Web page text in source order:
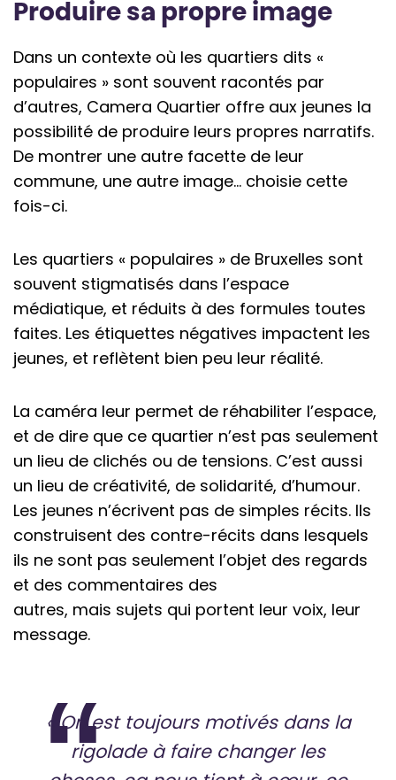
Produire sa propre image
Dans un contexte où les quartiers dits «
populaires » sont souvent racontés par
d’autres, Camera Quartier offre aux jeunes la
possibilité de produire leurs propres narratifs.
De montrer une autre facette de leur
commune, une autre image… choisie cette
fois-ci.
Les quartiers « populaires » de Bruxelles sont
souvent stigmatisés dans l’espace
médiatique, et réduits à des formules toutes
faites. Les étiquettes négatives impactent les
jeunes, et reflètent bien peu leur réalité.
La caméra leur permet de réhabiliter l’espace,
et de dire que ce quartier n’est pas seulement
un lieu de clichés ou de tensions. C’est aussi
un lieu de créativité, de solidarité, d’humour.
Les jeunes n’écrivent pas de simples récits. Ils
construisent des contre-récits dans lesquels
ils ne sont pas seulement l’objet des regards
et des commentaires des
autres, mais sujets qui portent leur voix, leur
message.
« On est toujours motivés dans la
rigolade à faire changer les